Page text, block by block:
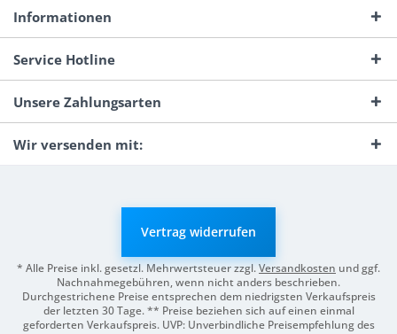
Informationen
Service Hotline
Unsere Zahlungsarten
Wir versenden mit:
Vertrag widerrufen
* Alle Preise inkl. gesetzl. Mehrwertsteuer zzgl.Versandkosten und ggf.
Nachnahmegebühren, wenn nicht anders beschrieben.
Durchgestrichene Preise entsprechen dem niedrigsten Verkaufspreis
der letzten 30 Tage. ** Preise beziehen sich auf einen einmal
geforderten Verkaufspreis. UVP: Unverbindliche Preisempfehlung des